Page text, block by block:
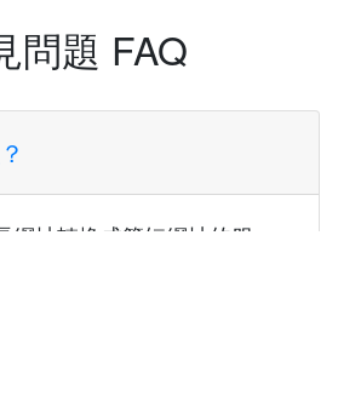
問題 FAQ
網址轉換成簡短網址的服